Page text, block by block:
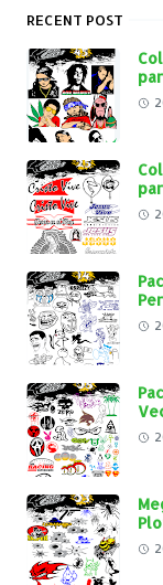
RECENT POST